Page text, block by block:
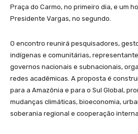
Praça do Carmo, no primeiro dia, e um
Presidente Vargas, no segundo.
O encontro reunirá pesquisadores,
indígenas e comunitárias,
governos nacionais e subnacionais,
redes acadêmicas. A proposta é
para a Amazônia e para o Sul Global,
mudanças climáticas, bioeconomia,
soberania regional e cooperação